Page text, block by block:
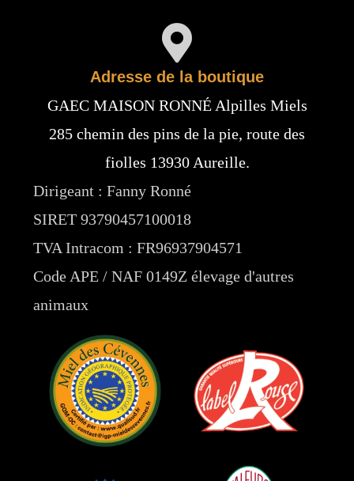
Adresse de la boutique
GAEC MAISON RONNÉ Alpilles Miels
285 chemin des pins de la pie, route des
fiolles 13930 Aureille.
Dirigeant : Fanny Ronné
SIRET 93790457100018
TVA Intracom : FR96937904571
Code APE / NAF 0149Z élevage d'autres
animaux